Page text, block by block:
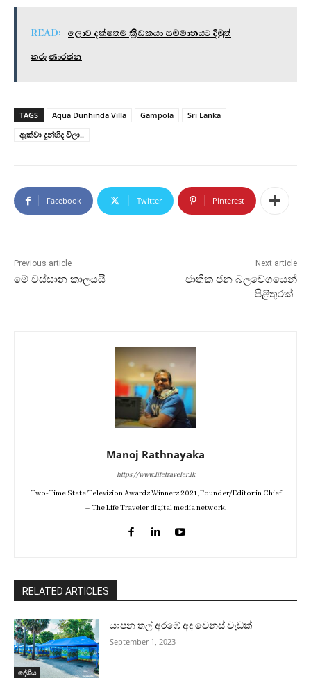
READ:
ලොව දක්ෂතම ක්‍රීඩකයා සම්මානයට දිමුත්
කරුණාරත්න
TAGS Aqua Dunhinda Villa Gampola
Sri Lanka
ඇක්වා දුන්හිද විලා..
Facebook Twitter Pinterest
Previous article
මේ වස්සාන කාලයයි
Next article
ජාතික ජන බලවේගයෙන්
පිළිතුරක්..
Manoj Rathnayaka
https://www.lifetraveler.lk
Two-Time State Television Awards Winners 2021, Founder/Editor in Chief
– The Life Traveler digital media network.
RELATED ARTICLES
දේශීය
යාපන තල් අරඹේ අද වෙනස් වැඩක්
September 1, 2023